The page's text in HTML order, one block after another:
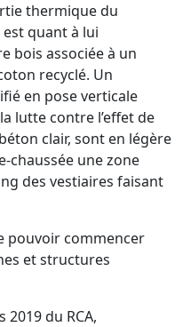
thermique du
est quant à lui
bois associée à un
recyclé. Un
en pose verticale
lutte contre l’effet de
clair, sont en légère
chaussée une zone
des vestiaires faisant
pouvoir commencer
et structures
du RCA,